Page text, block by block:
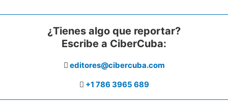
¿Tienes algo que reportar?
Escribe a CiberCuba:
editores@cibercuba.com
+1 786 3965 689